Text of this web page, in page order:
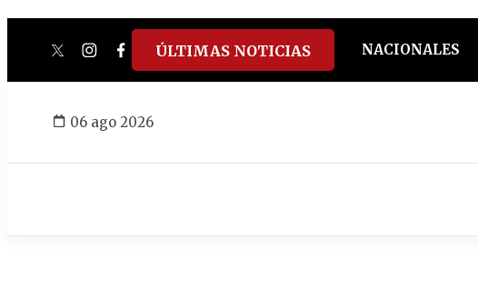
twitterinstagram
facebook
tiktokyoutube
spotify
ÚLTIMAS NOTICIAS NACIONALES
06 ago 2026